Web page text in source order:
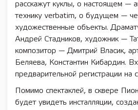
расскажут куклы, о настоящем —
технику verbatim, о будущем —
художественные объекты.
Андрей Стадников, художник —
композитор — Дмитрий Власик,
Беляева, Константин Кибардин.
предварительной регистрации на
Помимо спектаклей, в сквере
будет увидеть инсталляции,